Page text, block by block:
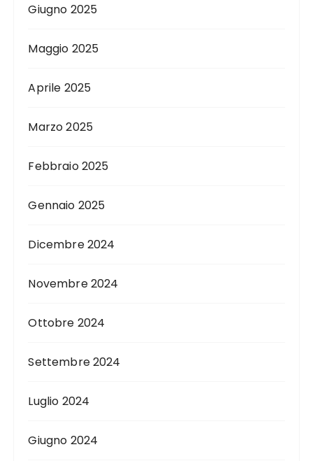
Giugno 2025
Maggio 2025
Aprile 2025
Marzo 2025
Febbraio 2025
Gennaio 2025
Dicembre 2024
Novembre 2024
Ottobre 2024
Settembre 2024
Luglio 2024
Giugno 2024